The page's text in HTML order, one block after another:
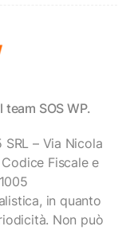
team SOS WP.
– Via Nicola
Fiscale e
in quanto
Non può